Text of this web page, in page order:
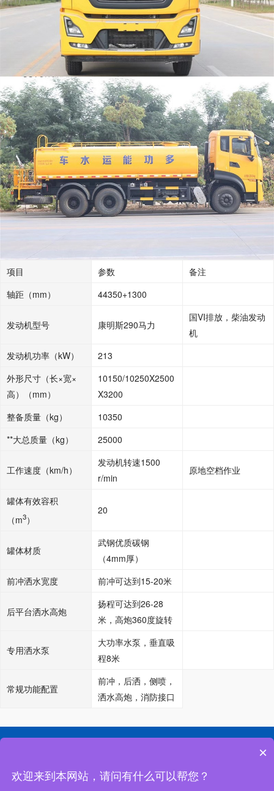
项目 参数
备注
轴距（mm）
44350+1300
发动机型号 康明斯290马力
国VI排放，柴油发动
机
发动机功率（kW）
213
外形尺寸（长×宽×
高）（mm）
10150/10250X2500
X3200
整备质量（kg）
10350
**大总质量（kg）
25000
工作速度（km/h）
发动机转速1500
r/min
原地空档作业
罐体有效容积
（m3）
20
罐体材质
武钢优质碳钢
（4mm厚）
前冲洒水宽度
前冲可达到15-20米
后平台洒水高炮
扬程可达到26-28
米，高炮360度旋转
专用洒水泵
大功率水泵，垂直吸
程8米
常规功能配置
前冲，后洒，侧喷，
洒水高炮，消防接口
网站首页 公司简介 联系我们×
欢迎来到本网站，请问有什么可以帮您？